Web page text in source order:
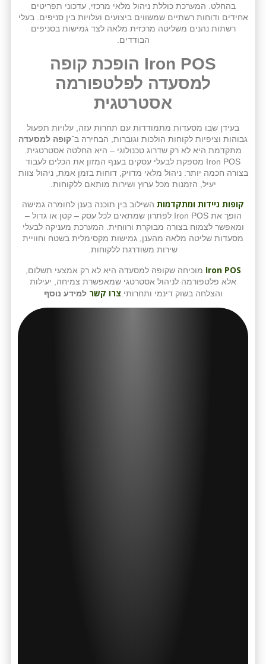
בהחלט. המערכת כוללת ניהול מלאי מרכזי, עדכוני תפריטים
אחידים ודוחות רשתיים שמשווים ביצועים ועלויות בין סניפים. בעלי
רשתות נהנים משליטה מרכזית מלאה לצד גמישות בסניפים
הבודדים.
Iron POS הופכת קופה
למסעדה לפלטפורמה
אסטרטגית
בעידן שבו מסעדות מתמודדות עם תחרות עזה, עלויות תפעול
גבוהות וציפיות לקוחות הולכות וגוברות, הבחירה ב־קופה למסעדה
מתקדמת היא לא רק שדרוג טכנולוגי – היא החלטה אסטרטגית.
Iron POS מספקת לבעלי עסקים בענף המזון את הכלים לעבוד
בצורה חכמה יותר: ניהול מלאי מדויק, דוחות בזמן אמת, ניהול צוות
יעיל, הזמנות מכל ערוץ ושירות מותאם ללקוחות.
קופות ניידות ומתקדמות השילוב בין תוכנה בענן לחומרה גמישה
הופך את Iron POS לפתרון שמתאים לכל עסק – קטן או גדול –
ומאפשר לצמוח בצורה מבוקרת ורווחית. המערכת מעניקה לבעלי
מסעדות שליטה מלאה מהענן, גמישות מקסימלית בשטח וחוויית
שירות משודרגת ללקוחות.
Iron POS מוכיחה שקופה למסעדה היא לא רק אמצעי תשלום,
אלא פלטפורמה לניהול אסטרטגי שמאפשרת צמיחה, יעילות
והצלחה בשוק דינמי ותחרותי. צרו קשר למידע נוסף